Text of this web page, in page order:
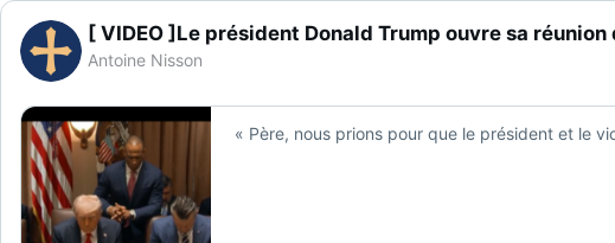
[ VIDEO ]Le président Donald Trump ouvre sa
Antoine Nisson
« Père, nous prions pour que le président et le